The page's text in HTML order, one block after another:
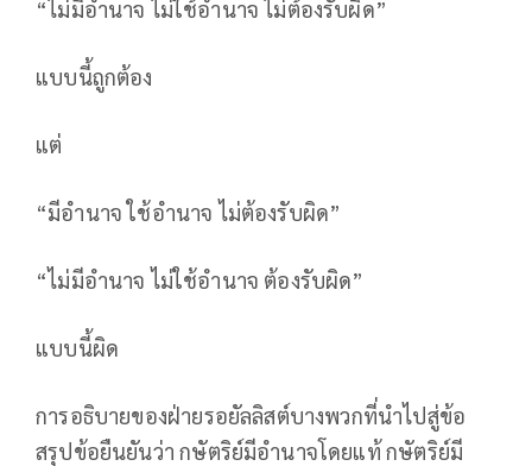
“ไม่มีอำนาจ ไม่ใช้อำนาจ ไม่ต้องรับผิด”
แบบนี้ถูกต้อง
แต่
“มีอำนาจ ใช้อำนาจ ไม่ต้องรับผิด”
“ไม่มีอำนาจ ไม่ใช้อำนาจ ต้องรับผิด”
แบบนี้ผิด
การอธิบายของฝ่ายรอยัลลิสต์บางพวกที่นำไปสู่ข้อ
สรุปข้อยืนยันว่า กษัตริย์มีอำนาจโดยแท้ กษัตริย์มี